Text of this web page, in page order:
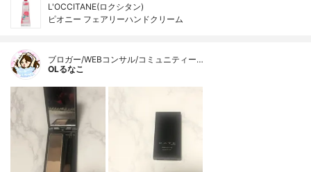
L'OCCITANE(ロクシタン)
ピオニー フェアリーハンドクリーム
ブロガー/WEBコンサル/コミュニティー…
OLるなこ